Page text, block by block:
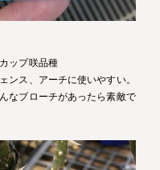
ップ咲品種
ンス、アーチに使いやすい。
なブローチがあったら素敵で